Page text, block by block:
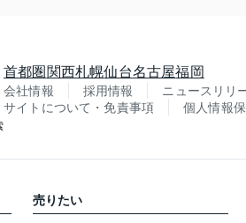
首都圏関西札幌仙台名古屋福岡
会社情報 採用情報 ニュースリリ
サイトについて・免責事項
個人情報
売りたい